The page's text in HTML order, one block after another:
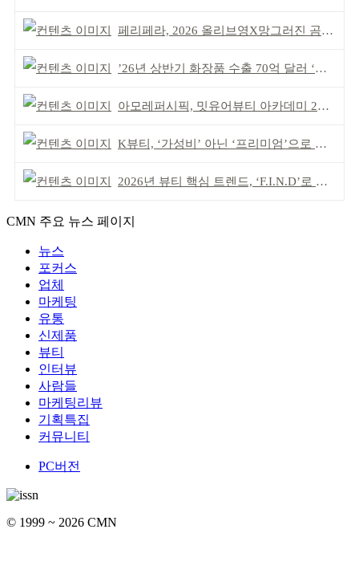
페리페라, 2026 올리브영X망그러진 곰 콜라보
’26년 상반기 화장품 수출 70억 달러 ‘역대 최고’
아모레퍼시픽, 밋유어뷰티 아카데미 2기 발대식
K뷰티, ‘가성비’ 아닌 ‘프리미엄’으로 승부걸어야
2026년 뷰티 핵심 트렌드, ‘F.I.N.D’로 읽는다
CMN 주요 뉴스 페이지
뉴스
포커스
업체
마케팅
유통
신제품
뷰티
인터뷰
사람들
마케팅리뷰
기획특집
커뮤니티
PC버전
© 1999 ~ 2026 CMN